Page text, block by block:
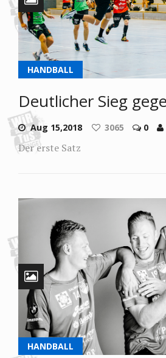
HANDBALL
Deutlicher Sieg
Aug 15,2018 3065 0
Der erste Satz
HANDBALL